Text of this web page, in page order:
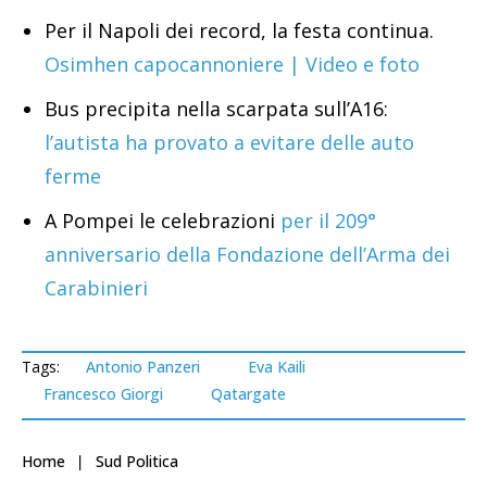
Per il Napoli dei record, la festa continua.
Osimhen capocannoniere | Video e foto
Bus precipita nella scarpata sull’A16:
l’autista ha provato a evitare delle auto
ferme
A Pompei le celebrazioni per il 209°
anniversario della Fondazione dell’Arma dei
Carabinieri
Tags: Antonio Panzeri
Eva Kaili
Francesco Giorgi
Qatargate
Home Sud Politica